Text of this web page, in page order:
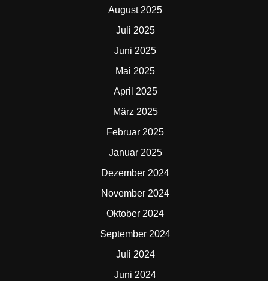
August 2025
Juli 2025
Juni 2025
Mai 2025
April 2025
März 2025
Februar 2025
Januar 2025
Dezember 2024
November 2024
Oktober 2024
September 2024
Juli 2024
Juni 2024